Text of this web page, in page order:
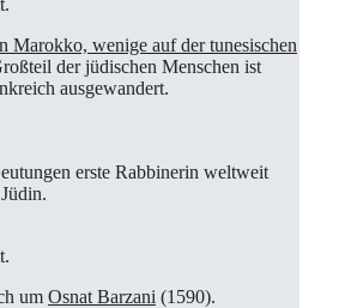
Marokko, wenige auf der tunesischen
der jüdischen Menschen ist
ausgewandert.
erste Rabbinerin weltweit
um Osnat Barzani (1590).